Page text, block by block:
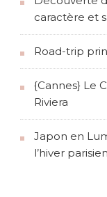
caractère et
Road-trip
{Cannes} Le
Riviera
Japon en
l’hiver parisien